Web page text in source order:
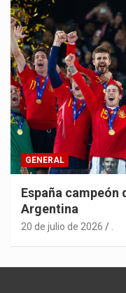
GENERAL
España campeón
Argentina
20 de julio de 2026 .